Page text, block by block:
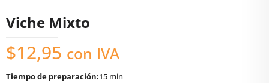
Viche Mixto
$12,95 con IVA
Tiempo de preparación:15 min